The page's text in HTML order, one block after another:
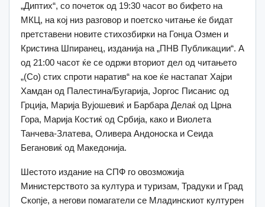
„Диптих“, со почеток од 19:30 часот во бифето на
МКЦ, на кој низ разговор и поетско читање ќе бидат
претставени новите стихозбирки на Гонџа Озмен и
Кристина Шпиранец, изданија на „ПНВ Публикации“. А
од 21:00 часот ќе се одржи вториот дел од читањето
„(Со) стих спроти наратив“ на кое ќе настапат Хајри
Хамдан од Палестина/Бугарија, Јоргос Писанис од
Грција, Марија Вујошевиќ и Барбара Делаќ од Црна
Гора, Марија Костиќ од Србија, како и Виолета
Танчева-Златева, Оливера Андоноска и Сеида
Бегановиќ од Македонија.
Шестото издание на СПФ го овозможија
Министерството за култура и туризам, Традуки и Град
Скопје, а негови помагатели се Младинскиот културен